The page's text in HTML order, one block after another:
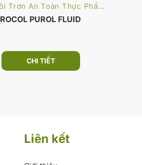
Dầu Bôi Trơn An Toàn Thực Phẩm
ROCOL PUROL FLUID
CHI TIẾT
Liên kết